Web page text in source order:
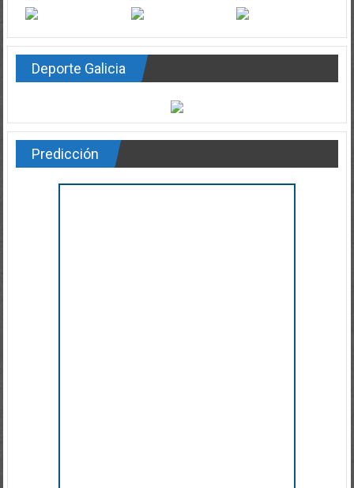
Deporte Galicia
Predicción